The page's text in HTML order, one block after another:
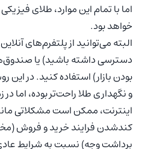
اما با تمام این موارد، طلای
خواهد بود.
البته می‌توانید از پلتفرم‌های
دسترسی داشته باشید) یا
بودن بازار) استفاده کنید. در
و نگهداری طلا راحت‌تر بوده، اما
اینترنت، ممکن است مشکلاتی
کندشدن فرایند خرید و فروش
برداشت وجه) نسبت به شرایط